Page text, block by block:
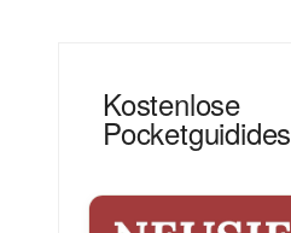
Kostenlose
Pocketguidides